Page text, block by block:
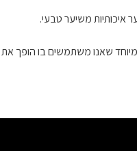
איכותיות משיער טבעי.
שאנו משתמשים בו הופך